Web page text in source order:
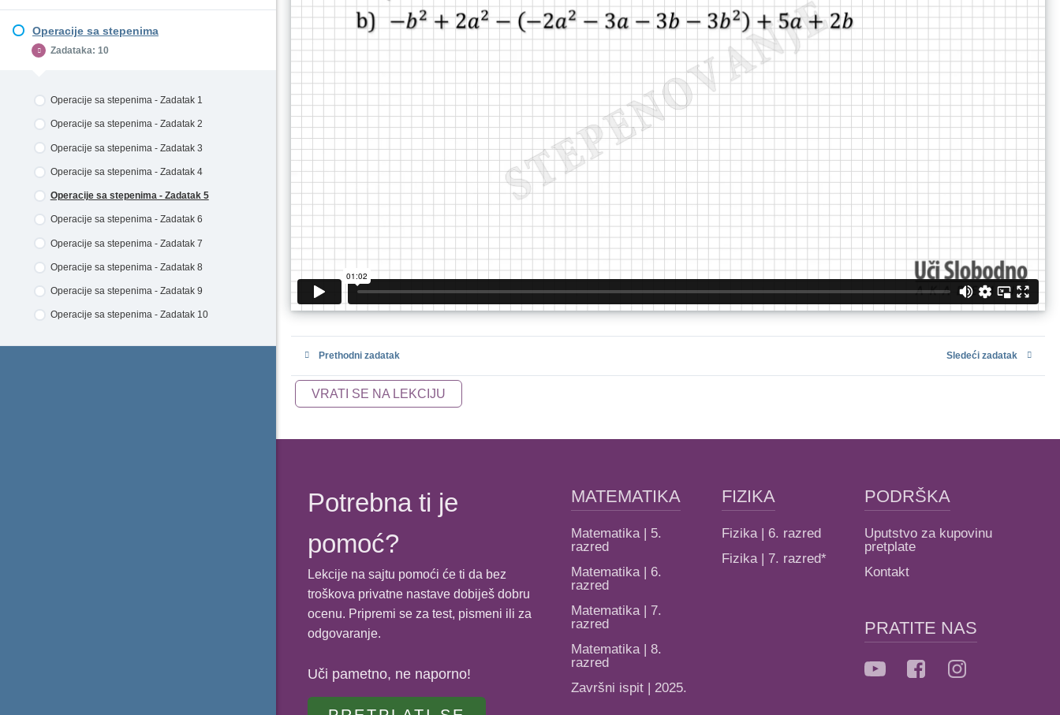
Zadatak 4
Množenje i deljenje stepena jednakih osnova -
Zadatak 6
izložilaca - Zadatak 2
Množenje i deljenje stepena jednakih
izložilaca - Zadatak 4
Množenje i deljenje stepena jednakih
izložilaca - Zadatak 5
Stepen stepena - Zadatak 1
Operacije sa stepenima
Zadataka: 10
Operacije sa stepenima - Zadatak 1
Operacije sa stepenima - Zadatak 2
Operacije sa stepenima - Zadatak 3
Operacije sa stepenima - Zadatak 4
Operacije sa stepenima - Zadatak 5
Operacije sa stepenima - Zadatak 6
Operacije sa stepenima - Zadatak 7
Operacije sa stepenima - Zadatak 8
Operacije sa stepenima - Zadatak 9
Operacije sa stepenima - Zadatak 10
Prethodni zadatak Sledeći zadatak
VRATI SE NA LEKCIJU
Potrebna ti je
pomoć?
Lekcije na sajtu pomoći će ti da bez
troškova privatne nastave dobiješ dobru
ocenu. Pripremi se za test, pismeni ili za
odgovaranje.
Uči pametno, ne naporno!
MATEMATIKA
Matematika | 5.
razred
Matematika | 6.
razred
Matematika | 7.
razred
Matematika | 8.
razred
Završni ispit | 2025.
FIZIKA
Fizika | 6. razred
Fizika | 7. razred*
PODRŠKA
Uputstvo za kupovinu
pretplate
Kontakt
PRATITE NAS